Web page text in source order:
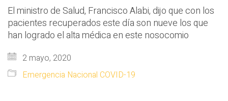
El ministro de Salud, Francisco Alabi, dijo que con los
pacientes recuperados este día son nueve los que
han logrado el alta médica en este nosocomio
2 mayo, 2020
Emergencia Nacional COVID-19